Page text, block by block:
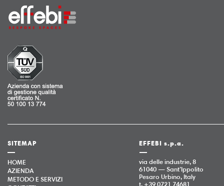
SITEMAP
HOME
AZIENDA
METODO E SERVIZI
EFFEBI s.p.a.
via delle industrie, 8
61040 — Sant’Ippolito
Pesaro Urbino, Italy
t. +39 0721 74681